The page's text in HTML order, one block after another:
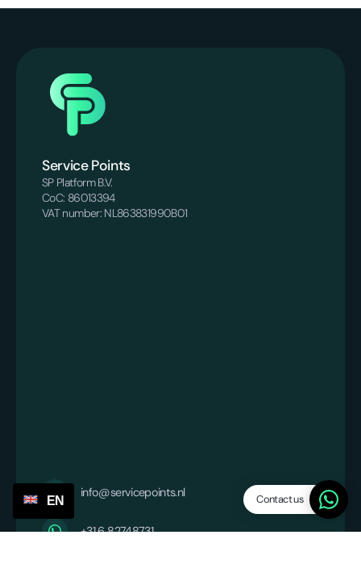
Contact us
Service Points
SP Platform B.V.
CoC: 86013394
VAT number: NL863831990B01
info@servicepoints.nl
+31 6 82748731
EN